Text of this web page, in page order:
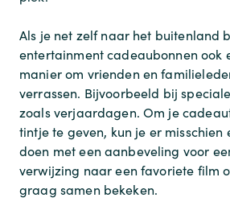
Als je net zelf naar het buitenland
entertainment cadeaubonnen ook
manier om vrienden en
verrassen. Bijvoorbeeld bij
zoals verjaardagen. Om je
tintje te geven, kun je er misschien
doen met een aanbeveling voor
verwijzing naar een favoriete film
graag samen bekeken.